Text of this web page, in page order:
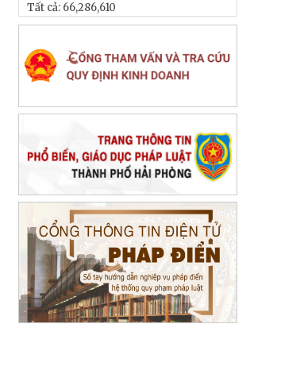
Tất cả: 66,286,610